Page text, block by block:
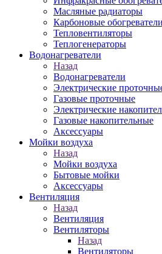
Масляные радиаторы
Карбоновые обогреватели
Тепловентиляторы
Теплогенераторы
Водонагреватели
Назад
Водонагреватели
Электрические
Газовые проточные
Электрические
Газовые накопительные
Аксессуары
Мойки воздуха
Назад
Мойки воздуха
Бытовые мойки
Аксессуары
Вентиляция
Назад
Вентиляция
Вентиляторы
Назад
Вентиляторы